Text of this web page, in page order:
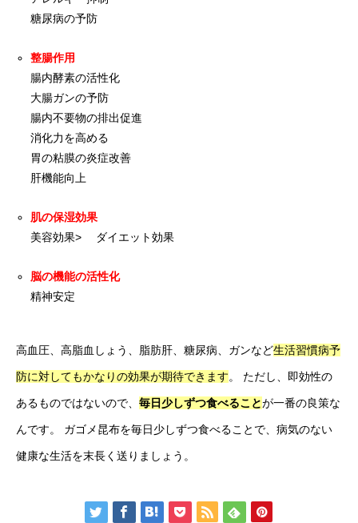
糖尿病の予防
整腸作用
腸内酵素の活性化
大腸ガンの予防
腸内不要物の排出促進
消化力を高める
胃の粘膜の炎症改善
肝機能向上
肌の保湿効果
美容効果> ダイエット効果
脳の機能の活性化
精神安定
高血圧、高脂血しょう、脂肪肝、糖尿病、ガンなど生活習慣病予
防に対してもかなりの効果が期待できます。 ただし、即効性の
あるものではないので、 毎日少しずつ食べることが一番の良策な
んです。 ガゴメ昆布を毎日少しずつ食べることで、病気のない
健康な生活を末長く送りましょう。